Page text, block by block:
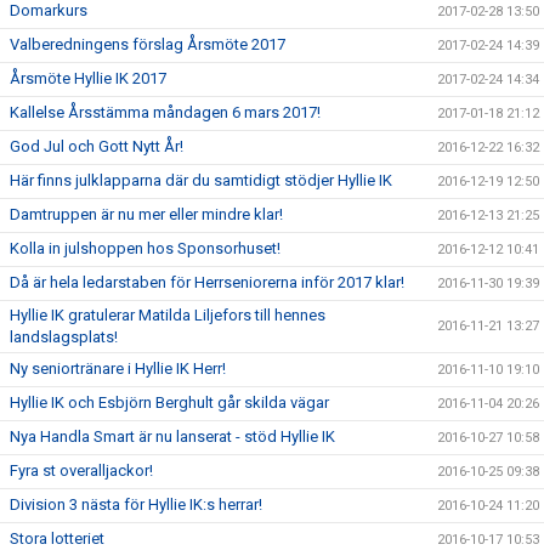
Domarkurs 2017-02-28 13:50
Valberedningens förslag Årsmöte 2017 2017-02-24 14:39
Årsmöte Hyllie IK 2017 2017-02-24 14:34
Kallelse Årsstämma måndagen 6 mars 2017! 2017-01-18 21:12
God Jul och Gott Nytt År! 2016-12-22 16:32
Här finns julklapparna där du samtidigt stödjer Hyllie IK 2016-12-19 12:50
Damtruppen är nu mer eller mindre klar! 2016-12-13 21:25
Kolla in julshoppen hos Sponsorhuset! 2016-12-12 10:41
Då är hela ledarstaben för Herrseniorerna inför 2017 klar! 2016-11-30 19:39
Hyllie IK gratulerar Matilda Liljefors till hennes
landslagsplats!
2016-11-21 13:27
Ny seniortränare i Hyllie IK Herr! 2016-11-10 19:10
Hyllie IK och Esbjörn Berghult går skilda vägar 2016-11-04 20:26
Nya Handla Smart är nu lanserat - stöd Hyllie IK 2016-10-27 10:58
Fyra st overalljackor! 2016-10-25 09:38
Division 3 nästa för Hyllie IK:s herrar! 2016-10-24 11:20
Stora lotteriet 2016-10-17 10:53